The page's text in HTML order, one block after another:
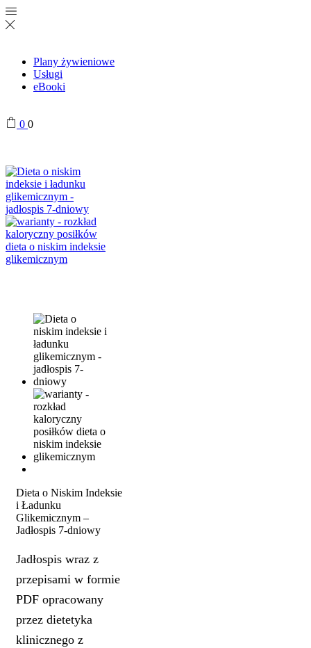
Plany żywieniowe
Usługi
eBooki
0 0
Dieta o Niskim Indeksie
i Ładunku
Glikemicznym –
Jadłospis 7-dniowy
Jadłospis wraz z
przepisami w formie
PDF opracowany
przez dietetyka
klinicznego z